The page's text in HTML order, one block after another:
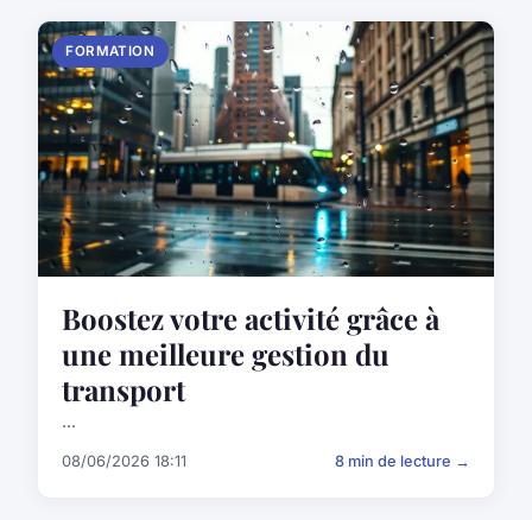
FORMATION
Boostez votre activité grâce à
une meilleure gestion du
transport
...
08/06/2026 18:11 8 min de lecture →